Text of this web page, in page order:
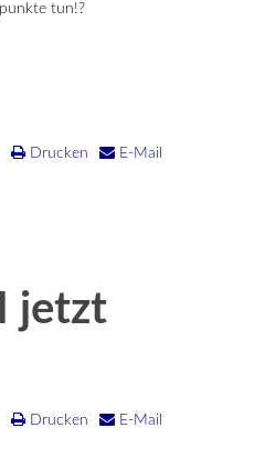
tun!?
Drucken E-Mail
jetzt
Drucken E-Mail